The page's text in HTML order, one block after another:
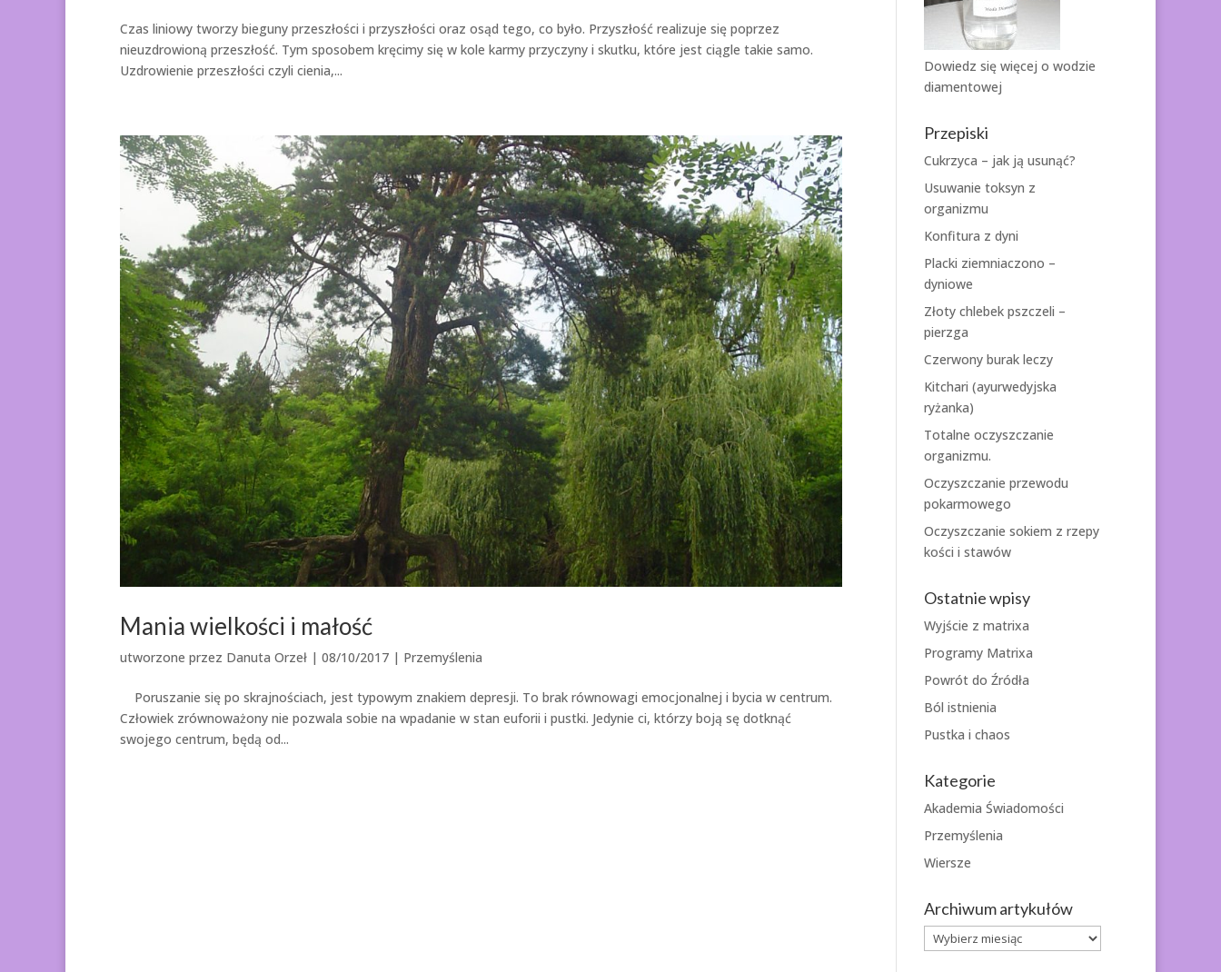
Czas liniowy tworzy bieguny przeszłości i przyszłości oraz osąd tego, co było. Przyszłość realizuje się poprzez
nieuzdrowioną przeszłość. Tym sposobem kręcimy się w kole karmy przyczyny i skutku, które jest ciągle takie samo.
Uzdrowienie przeszłości czyli cienia,...
Mania wielkości i małość
utworzone przez Danuta Orzeł | 08/10/2017 | Przemyślenia
Poruszanie się po skrajnościach, jest typowym znakiem depresji. To brak równowagi emocjonalnej i bycia w centrum.
Człowiek zrównoważony nie pozwala sobie na wpadanie w stan euforii i pustki. Jedynie ci, którzy boją sę dotknąć
swojego centrum, będą od...
Dowiedz się więcej o wodzie
diamentowej
Przepiski
Cukrzyca – jak ją usunąć?
Usuwanie toksyn z
organizmu
Konfitura z dyni
Placki ziemniaczono –
dyniowe
Złoty chlebek pszczeli –
pierzga
Czerwony burak leczy
Kitchari (ayurwedyjska
ryżanka)
Totalne oczyszczanie
organizmu.
Oczyszczanie przewodu
pokarmowego
Oczyszczanie sokiem z rzepy
kości i stawów
Ostatnie wpisy
Wyjście z matrixa
Programy Matrixa
Powrót do Źródła
Ból istnienia
Pustka i chaos
Kategorie
Akademia Świadomości
Przemyślenia
Wiersze
Archiwum artykułów
Archiwum
artykułów